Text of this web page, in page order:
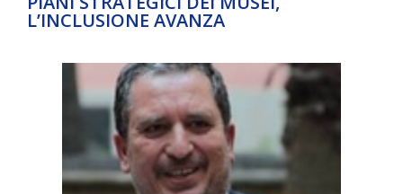
L’INCLUSIONE AVANZA